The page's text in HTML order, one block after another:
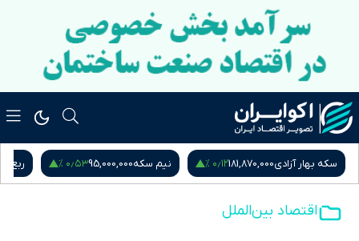
سکه بهار آزادی181,870,000۰٫۱۲ % نیم سکه95,000,000۰٫۵۳ % ربع
اقتصاد بین‌الملل